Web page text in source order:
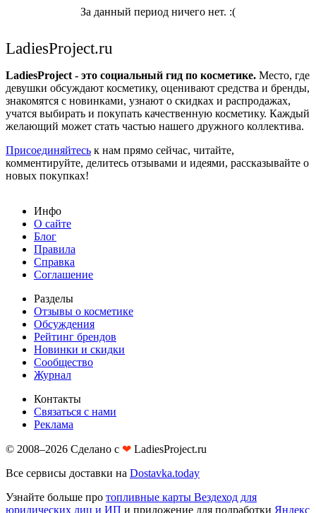
За данный период ничего нет. :(
LadiesProject.ru
LadiesProject - это социальный гид по косметике. Место, где
девушки обсуждают косметику, оценивают средства и бренды,
знакомятся с новинками, узнают о скидках и распродажах,
учатся выбирать и покупать качественную косметику. Каждый
желающий может стать частью нашего дружного коллектива.
Присоединяйтесь к нам прямо сейчас, читайте,
комментируйте, делитесь отзывами и идеями, рассказывайте о
новых покупках!
Инфо
О сайте
Блог
Правила
Справка
Соглашение
Разделы
Отзывы о косметике
Обсуждения
Рейтинг брендов
Новинки и скидки
Сообщество
Журнал
Контакты
Связаться с нами
Реклама
© 2008–2026 Сделано с ❤︎ LadiesProject.ru
Все сервисы доставки на Dostavka.today
Узнайте больше про топливные карты Вездеход для
юридических лиц и ИП и приложение для подработки Яндекс